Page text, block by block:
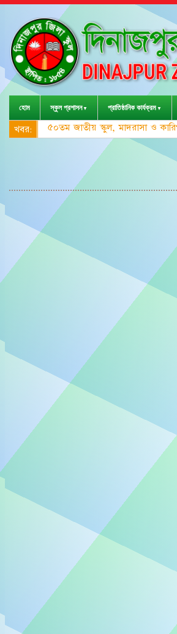
হোম স্কুল প্রশাসন প্রাতিষ্ঠানিক কার্যক্রম
খবর: ৫০তম জাতীয় স্কুল, মাদরাসা ও